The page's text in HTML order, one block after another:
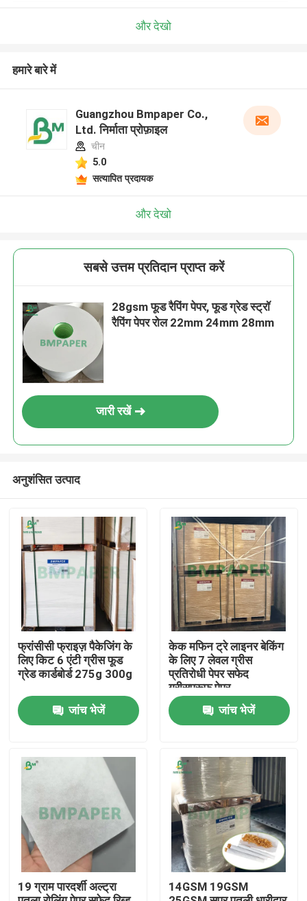
होम
उत्पाद
हमारे बारे में
और देखो
हमारे बारे में
Guangzhou Bmpaper Co.,
Ltd. निर्माता प्रोफ़ाइल
चीन
5.0
सत्यापित प्रदायक
और देखो
सबसे उत्तम प्रतिदान प्राप्त करें
28gsm फूड रैपिंग पेपर, फूड ग्रेड स्ट्रॉ
रैपिंग पेपर रोल 22mm 24mm 28mm
जारी रखें
अनुशंसित उत्पाद
फ्रांसीसी फ्राइज़ पैकेजिंग के
लिए किट 6 एंटी ग्रीस फूड
ग्रेड कार्डबोर्ड 275g 300g
जांच भेजें
केक मफिन ट्रे लाइनर बेकिंग
के लिए 7 लेवल ग्रीस
प्रतिरोधी पेपर सफेद
ग्रीसप्रूफ पेपर
जांच भेजें
19 ग्राम पारदर्शी अल्ट्रा
14GSM 19GSM